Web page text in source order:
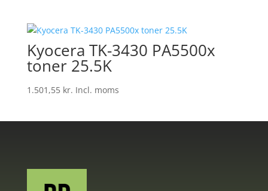
Kyocera TK-3430 PA5500x
toner 25.5K
1.501,55 kr. Incl. moms